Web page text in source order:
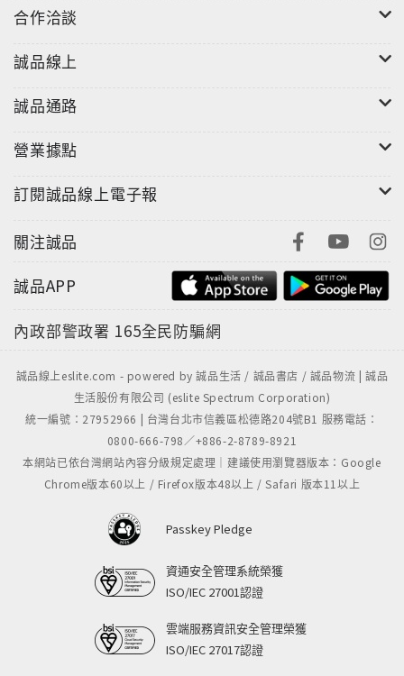
合作洽談
誠品線上
誠品通路
營業據點
訂閱誠品線上電子報
關注誠品
誠品APP
內政部警政署 165全民防騙網
誠品線上eslite.com - powered by 誠品生活 / 誠品書店 / 誠品物流 | 誠品
生活股份有限公司 (eslite Spectrum Corporation)
統一編號：27952966 | 台灣台北市信義區松德路204號B1 服務電話：
0800-666-798／+886-2-8789-8921
本網站已依台灣網站內容分級規定處理｜建議使用瀏覽器版本：Google
Chrome版本60以上 / Firefox版本48以上 / Safari 版本11以上
Passkey Pledge
資通安全管理系統榮獲
ISO/IEC 27001認證
雲端服務資訊安全管理榮獲
ISO/IEC 27017認證